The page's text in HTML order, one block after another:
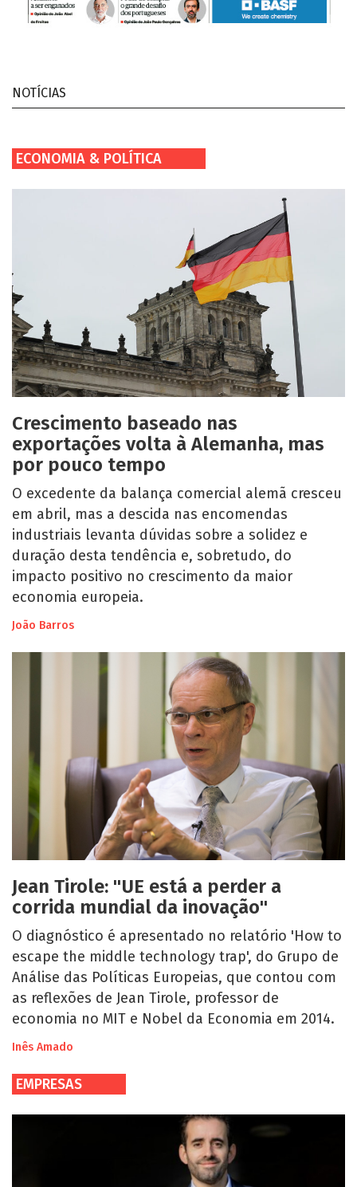
NOTÍCIAS
ECONOMIA & POLÍTICA
Crescimento baseado nas
exportações volta à Alemanha, mas
por pouco tempo
O excedente da balança comercial alemã cresceu
em abril, mas a descida nas encomendas
industriais levanta dúvidas sobre a solidez e
duração desta tendência e, sobretudo, do
impacto positivo no crescimento da maior
economia europeia.
João Barros
Jean Tirole: "UE está a perder a
corrida mundial da inovação"
O diagnóstico é apresentado no relatório 'How to
escape the middle technology trap', do Grupo de
Análise das Políticas Europeias, que contou com
as reflexões de Jean Tirole, professor de
economia no MIT e Nobel da Economia em 2014.
Inês Amado
EMPRESAS